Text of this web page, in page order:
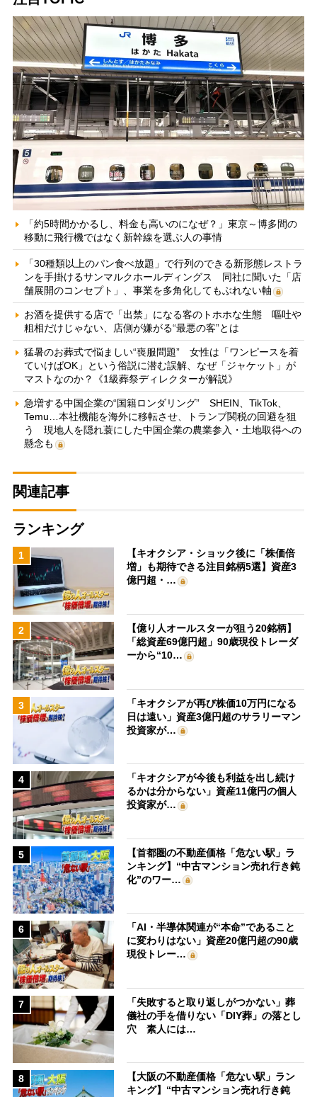
「約5時間かかるし、料金も高いのになぜ？」東京～博多間の
移動に飛行機ではなく新幹線を選ぶ人の事情
「30種類以上のパン食べ放題」で行列のできる新形態レストラ
ンを手掛けるサンマルクホールディングス 同社に聞いた「店
舗展開のコンセプト」、事業を多角化してもぶれない軸
お酒を提供する店で「出禁」になる客のトホホな生態 嘔吐や
粗相だけじゃない、店側が嫌がる“最悪の客”とは
猛暑のお葬式で悩ましい“喪服問題” 女性は「ワンピースを着
ていけばOK」という俗説に潜む誤解、なぜ「ジャケット」が
マストなのか？《1級葬祭ディレクターが解説》
急増する中国企業の“国籍ロンダリング” SHEIN、TikTok、
Temu…本社機能を海外に移転させ、トランプ関税の回避を狙
う 現地人を隠れ蓑にした中国企業の農業参入・土地取得への
懸念も
関連記事
ランキング
1
【キオクシア・ショック後に「株価倍
増」も期待できる注目銘柄5選】資産3
億円超・…
2
【億り人オールスターが狙う20銘柄】
「総資産69億円超」90歳現役トレーダ
ーから“10…
3
「キオクシアが再び株価10万円になる
日は遠い」資産3億円超のサラリーマン
投資家が…
4
「キオクシアが今後も利益を出し続け
るかは分からない」資産11億円の個人
投資家が…
5
【首都圏の不動産価格「危ない駅」ラ
ンキング】“中古マンション売れ行き鈍
化”のワー…
6
「AI・半導体関連が“本命”であること
に変わりはない」資産20億円超の90歳
現役トレー…
7
「失敗すると取り返しがつかない」葬
儀社の手を借りない「DIY葬」の落とし
穴 素人には…
8
【大阪の不動産価格「危ない駅」ラン
キング】“中古マンション売れ行き鈍